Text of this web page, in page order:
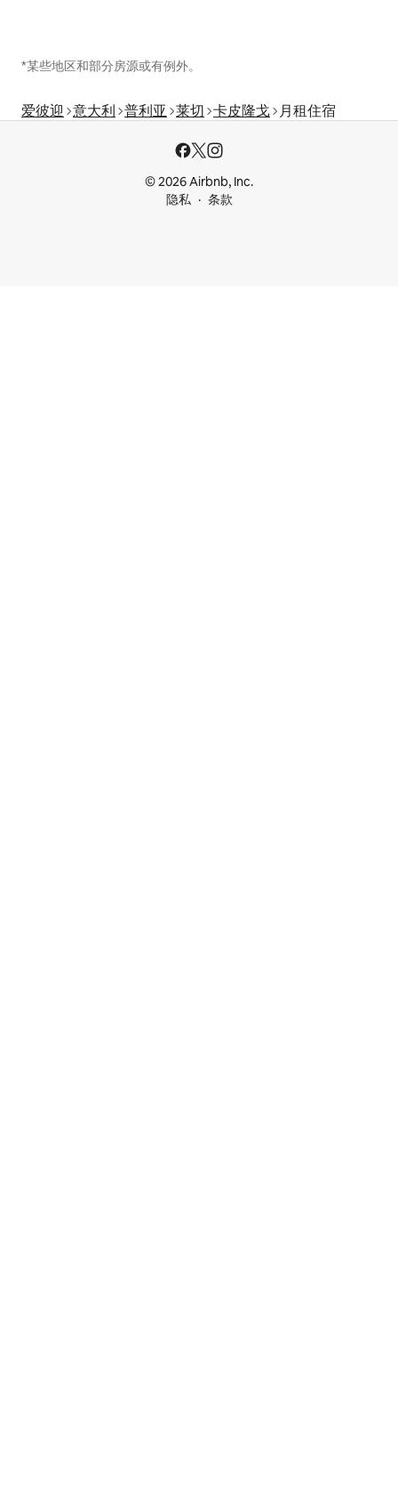
*某些地区和部分房源或有例外。
爱彼迎 意大利 普利亚 莱切 卡皮隆戈 月租住宿
© 2026 Airbnb, Inc.
隐私
条款